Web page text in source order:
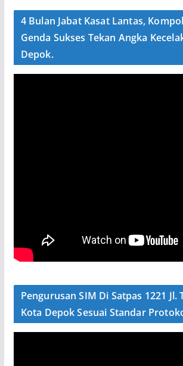
4 Bulan Jabat Kasat Lantas,
Genda Sukses Tekan Angka
Depok.
Pengurusan SIM Di Satpas 1221 Jl.
Kota Depok Sesuai Standar